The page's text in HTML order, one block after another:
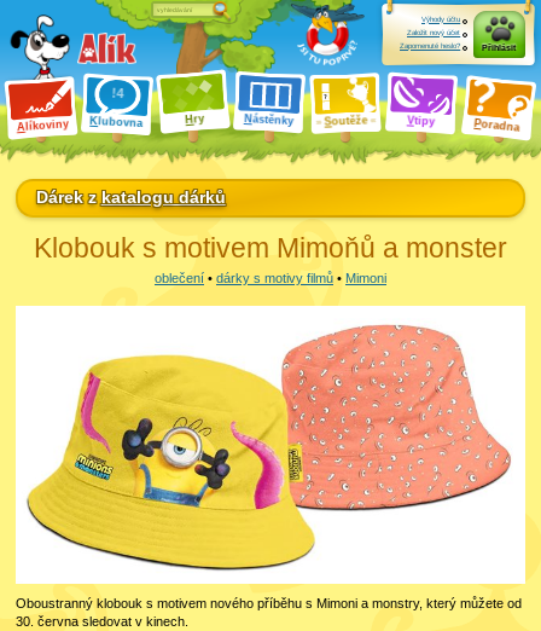
Alíkoviny Klubovna Hry Nástěnky Soutěže Vtipy Poradna
Výhody účtu
Založit nový účet
Zapomenuté heslo?
Přihlásit
Dárek zkatalogu dárků
Klobouk s motivem Mimoňů a monster
oblečení • dárky s motivy filmů • Mimoni
Oboustranný klobouk s motivem nového příběhu s Mimoni a monstry, který můžete od
30. června sledovat v kinech.